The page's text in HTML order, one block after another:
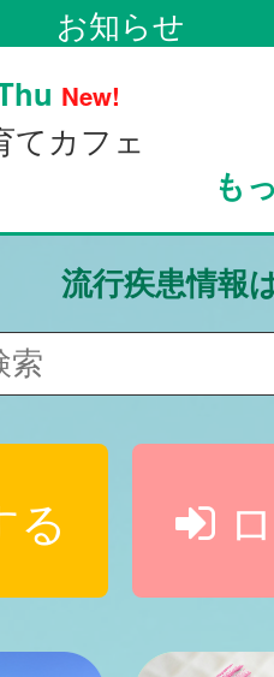
お知らせ
New!
てカフェ
も
流行疾患情報